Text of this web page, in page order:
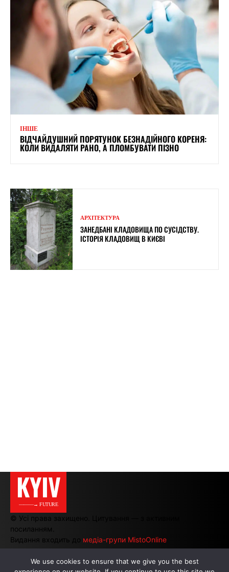
ІНШЕ
ВІДЧАЙДУШНИЙ ПОРЯТУНОК БЕЗНАДІЙНОГО КОРЕНЯ:
КОЛИ ВИДАЛЯТИ РАНО, А ПЛОМБУВАТИ ПІЗНО
АРХІТЕКТУРА
ЗАНЕДБАНІ КЛАДОВИЩА ПО СУСІДСТВУ.
ІСТОРІЯ КЛАДОВИЩ В КИЄВІ
KYIV
———→ FUTURE
© Усі права захищено. Цитування — з активним
посиланням.
Видання входить до медіа-групи MistoOnline
We use cookies to ensure that we give you the best